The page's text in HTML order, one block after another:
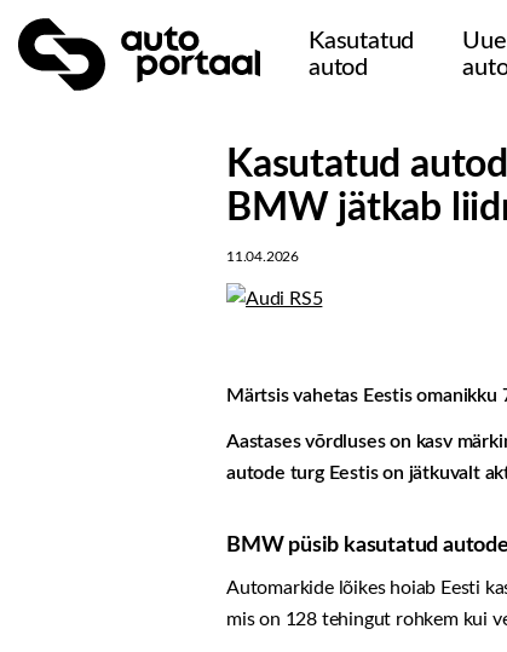
Kasutatud
autod
Kasutatud
BMW jätkab
11.04.2026
Märtsis vahetas Eestis
Aastases võrdluses on kasv
autode turg Eestis on jätkuvalt
BMW püsib kasutatud
Automarkide lõikes hoiab Eesti
mis on 128 tehingut rohkem kui